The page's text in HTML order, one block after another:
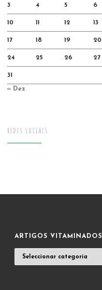
3 4 5 6
10 11 12 13
17 18 19 20
24 25 26 27
31
« Dez
REDES SOCIAIS
ARTIGOS VITAMINADOS
VITAMINADOS